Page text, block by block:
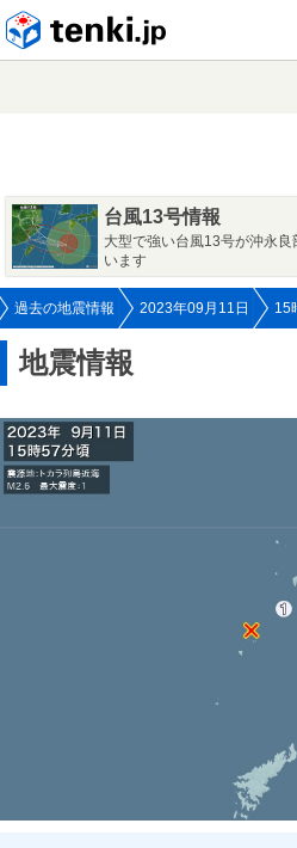
台風13号情報
大型で強い台風13号が沖永
います
過去の地震情報 2023年09月11日 15
地震情報